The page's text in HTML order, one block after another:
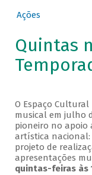
Ações
Quintas
O Espaço Cultural
musical em julho
pioneiro no apoio
artística nacional:
projeto de
apresentações
quintas-feiras às